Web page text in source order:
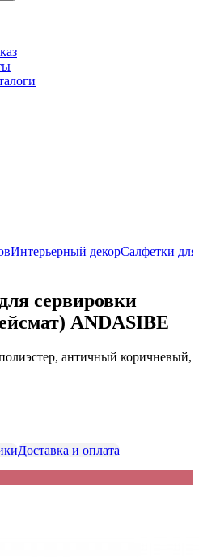
Интерьерный декорСалфетки
сервировки
ANDASIBE
античный коричневый,
Доставка и оплата